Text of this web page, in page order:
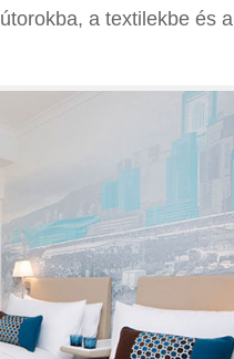
a textilekbe és a